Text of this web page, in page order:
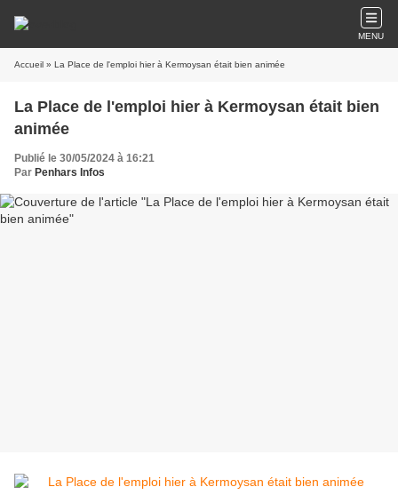
MENU
Accueil » La Place de l'emploi hier à Kermoysan était bien animée
La Place de l'emploi hier à Kermoysan était bien
animée
Publié le 30/05/2024 à 16:21
Par Penhars Infos